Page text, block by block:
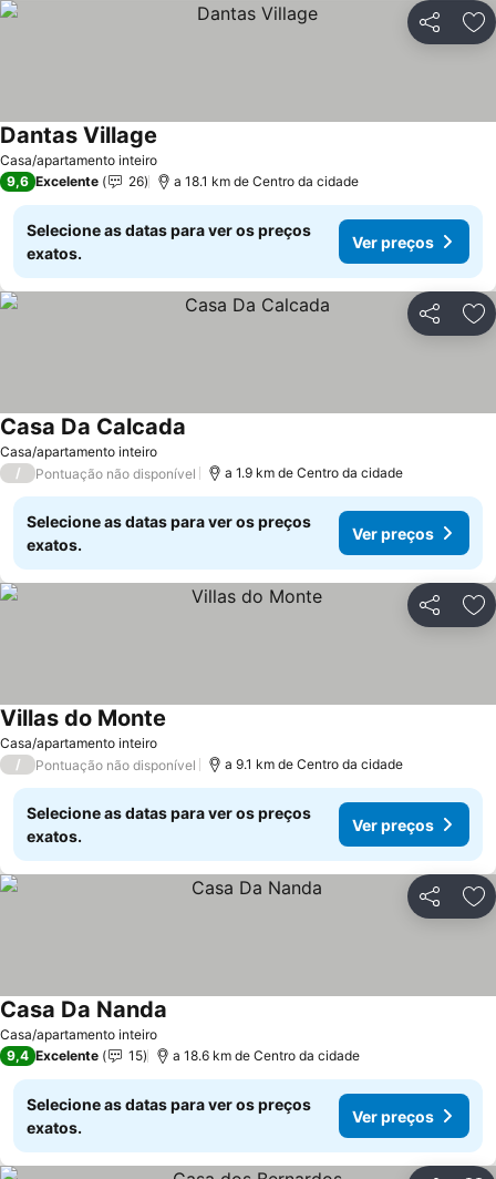
Partilhar
Casa/apartamento inteiro
Dantas Village
9,6 Excelente 26 a 18.1 km de Centro da cidade
Selecione as datas para ver os preços
exatos.
Ver preços
Partilhar
Casa/apartamento inteiro
Casa Da Calcada
/ Pontuação não disponível a 1.9 km de Centro da cidade
Selecione as datas para ver os preços
exatos.
Ver preços
Partilhar
Casa/apartamento inteiro
Villas do Monte
/ Pontuação não disponível a 9.1 km de Centro da cidade
Selecione as datas para ver os preços
exatos.
Ver preços
Partilhar
Casa/apartamento inteiro
Casa Da Nanda
9,4 Excelente 15 a 18.6 km de Centro da cidade
Selecione as datas para ver os preços
exatos.
Ver preços